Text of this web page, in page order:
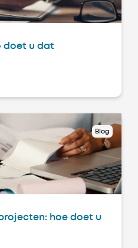
doet u dat
Blog
hoe doet u